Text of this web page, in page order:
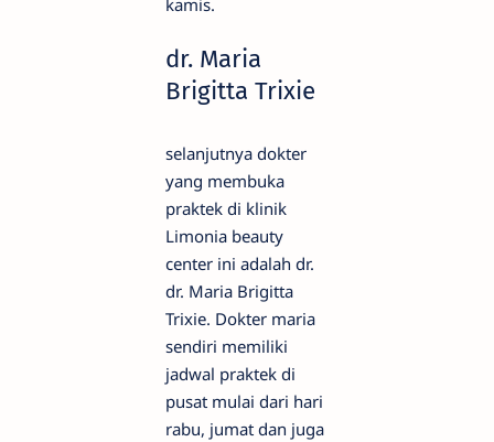
dr. Maria
Brigitta Trixie
selanjutnya dokter
yang membuka
praktek di klinik
Limonia beauty
center ini adalah dr.
dr. Maria Brigitta
Trixie. Dokter maria
sendiri memiliki
jadwal praktek di
pusat mulai dari hari
rabu, jumat dan juga